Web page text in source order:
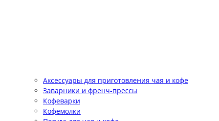
Аксессуары для приготовления чая и кофе
Заварники и френч-прессы
Кофеварки
Кофемолки